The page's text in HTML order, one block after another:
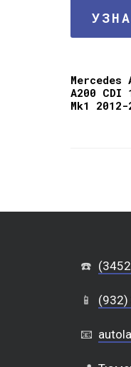
Mercedes
A200 CDI
Mk1 2012-
☎️
📱
📧